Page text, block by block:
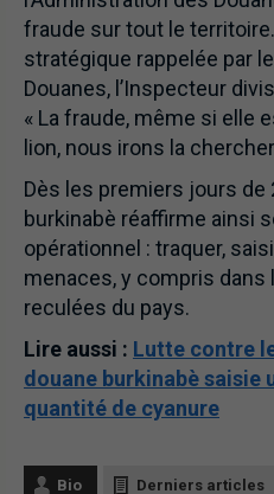
fraude sur tout le
stratégique rappelée par
Douanes, l’Inspecteur
« La fraude, même si elle
lion, nous irons la
Dès les premiers jours de
burkinabè réaffirme ainsi
opérationnel : traquer,
menaces, y compris
reculées du pays.
Lire aussi : Lutte contre
douane burkinabè saisie
quantité de cyanure
Bio Derniers articles